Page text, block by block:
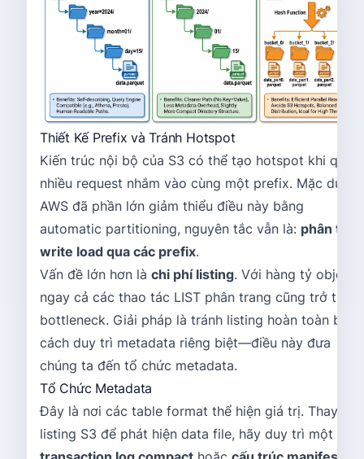
Thiết Kế Prefix và Tránh Hotspot
Kiến trúc nội bộ của S3 có thể tạo hotspot khi quá
nhiều request nhắm vào cùng một prefix. Mặc dù
AWS đã phần lớn giảm thiểu điều này bằng
automatic partitioning, nguyên tắc vẫn là: phân tán
write load qua các prefix.
Vấn đề lớn hơn là chi phí listing. Với hàng tỷ object,
ngay cả các thao tác LIST phân trang cũng trở
bottleneck. Giải pháp là tránh listing hoàn toàn bằng
cách duy trì metadata riêng biệt—điều này đưa
chúng ta đến tổ chức metadata.
Tổ Chức Metadata
Đây là nơi các table format thể hiện giá trị. Thay vì
listing S3 để phát hiện data file, hãy duy trì một